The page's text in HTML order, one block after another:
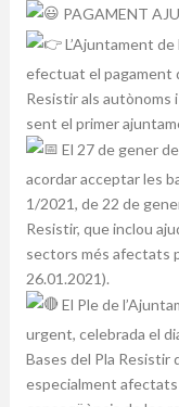
PAGAMENT
L’Ajuntament de
efectuat el pagament
Resistir als autònoms
sent el primer
El 27 de gener
acordar acceptar les
1/2021, de 22 de
Resistir, que inclou
sectors més afectats
26.01.2021).
El Ple de
urgent, celebrada el
Bases del Pla Resistir
especialment afectats